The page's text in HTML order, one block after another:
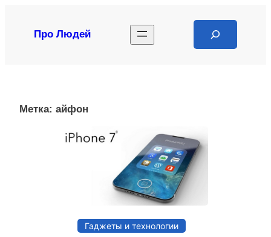
содержимому
Про Людей
Метка: айфон
Гаджеты и технологии